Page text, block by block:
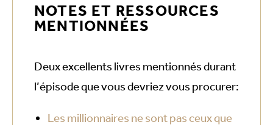
NOTES ET RESSOURCES
MENTIONNÉES
Deux excellents livres mentionnés durant
l’épisode que vous devriez vous procurer:
Les millionnaires ne sont pas ceux que